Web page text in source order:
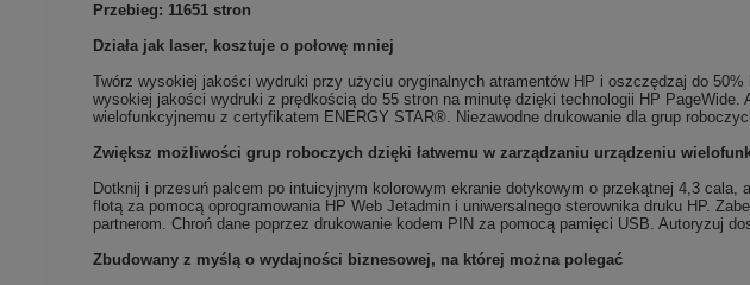
Przebieg: 11651 stron
Działa jak laser, kosztuje o połowę mniej
Twórz wysokiej jakości wydruki przy użyciu oryginalnych atramentów HP i oszczędzaj do
wysokiej jakości wydruki z prędkością do 55 stron na minutę dzięki technologii HP
wielofunkcyjnemu z certyfikatem ENERGY STAR®. Niezawodne drukowanie dla grup
Zwiększ możliwości grup roboczych dzięki łatwemu w zarządzaniu urządzeniu
Dotknij i przesuń palcem po intuicyjnym kolorowym ekranie dotykowym o przekątnej 4,3
flotą za pomocą oprogramowania HP Web Jetadmin i uniwersalnego sterownika druku HP.
partnerom. Chroń dane poprzez drukowanie kodem PIN za pomocą pamięci USB. Autoryzuj
Zbudowany z myślą o wydajności biznesowej, na której można polegać